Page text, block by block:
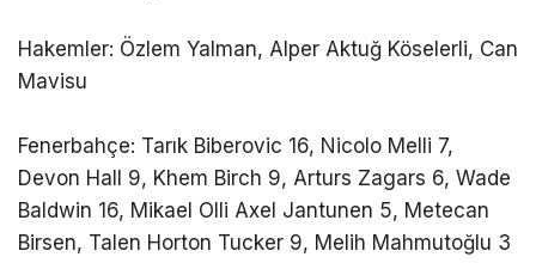
Hakemler: Özlem Yalman, Alper Aktuğ Köselerli, Can
Mavisu
Fenerbahçe: Tarık Biberovic 16, Nicolo Melli 7,
Devon Hall 9, Khem Birch 9, Arturs Zagars 6, Wade
Baldwin 16, Mikael Olli Axel Jantunen 5, Metecan
Birsen, Talen Horton Tucker 9, Melih Mahmutoğlu 3